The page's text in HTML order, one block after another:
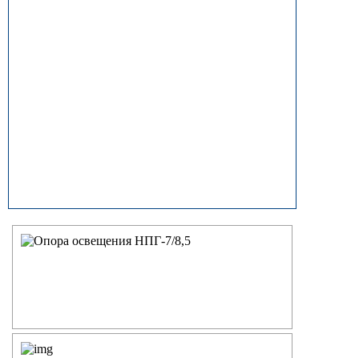
НПК Опоры освещения несиловые